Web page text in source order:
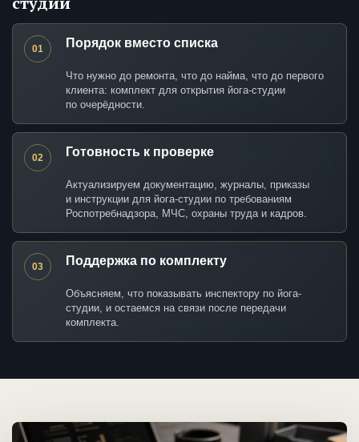
01 Порядок вместо списка
Что нужно до ремонта, что до найма, что до первого
клиента: комплект для открытия йога-студии
по очерёдности.
02 Готовность к проверке
Актуализируем документацию, журналы, приказы
и инструкции для йога-студии по требованиям
Роспотребнадзора, МЧС, охраны труда и кадров.
03 Поддержка по комплекту
Объясняем, что показывать инспектору по йога-
студии, и остаемся на связи после передачи
комплекта.